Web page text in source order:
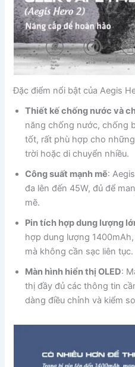
Đặc điểm nổi bật của Aegis
Thiết kế chống nước và
năng chống nước, chống
tốt, rất phù hợp cho
trời hoặc di chuyển nhiều.
Công suất mạnh mẽ:
đa lên đến 45W, đủ để
mẽ.
Pin tích hợp dung lượng
hợp dung lượng
mà không cần sạc liên tục.
Màn hình hiển thị OLED:
thị đầy đủ các thông tin
dàng điều chỉnh và kiểm